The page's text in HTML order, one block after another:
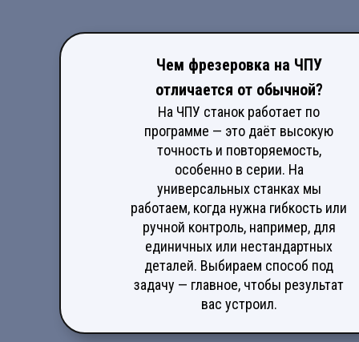
Чем фрезеровка на ЧПУ
отличается от обычной?
На ЧПУ станок работает по
программе — это даёт высокую
точность и повторяемость,
особенно в серии. На
универсальных станках мы
работаем, когда нужна гибкость или
ручной контроль, например, для
единичных или нестандартных
деталей. Выбираем способ под
задачу — главное, чтобы результат
вас устроил.